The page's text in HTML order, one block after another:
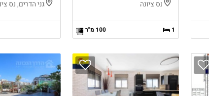
נס ציונה
1 100 מ"ר
גני הדרים, נס